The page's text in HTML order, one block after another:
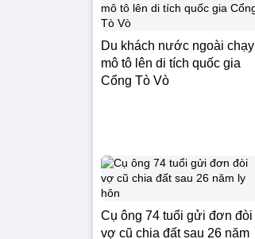
Du khách nước ngoài chạy
mô tô lên di tích quốc gia
Cổng Tò Vò
Cụ ông 74 tuổi gửi đơn đòi
vợ cũ chia đất sau 26 năm